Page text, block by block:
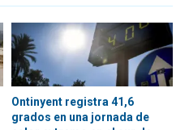
Ontinyent registra 41,6
grados en una jornada de